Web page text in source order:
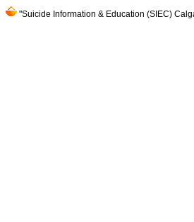
"Suicide Information & Education (SIEC)